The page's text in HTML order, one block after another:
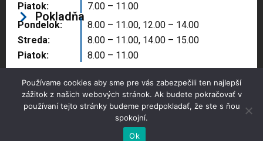
Piatok:
7.00 – 11.00
Pokladňa
Pondelok:
Streda:
Piatok:
8.00 – 11.00, 12.00 – 14.00
8.00 – 11.00, 14.00 – 15.00
8.00 – 11.00
Copyright © 2025 Správa majetku mesta, n.o.,
Partizánske
Používame cookies aby sme pre vás zabezpečili ten najlepší
zážitok z našich webových stránok. Ak budete pokračovať v
používaní tejto stránky budeme predpokladať, že ste s ňou
spokojní.
Ok